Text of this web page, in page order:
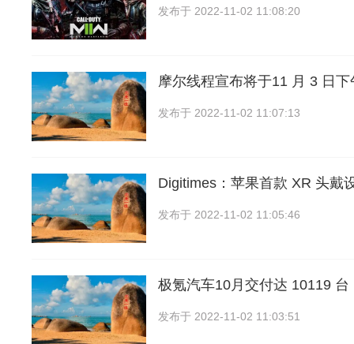
发布于 2022-11-02 11:08:20
摩尔线程宣布将于11 月 3 日
发布于 2022-11-02 11:07:13
Digitimes：苹果首款 XR 头戴
发布于 2022-11-02 11:05:46
极氪汽车10月交付达 10119 台
发布于 2022-11-02 11:03:51